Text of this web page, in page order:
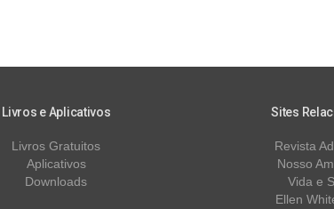
Livros e Aplicativos
Livros Gratuitos
Aplicativos
Downloads
Sites
Revista
Nosso
Vida e
Ellen